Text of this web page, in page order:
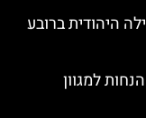
היהודית ברובע
למגוון